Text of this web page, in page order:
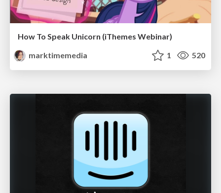
How To Speak Unicorn (iThemes Webinar)
marktimemedia
1 520